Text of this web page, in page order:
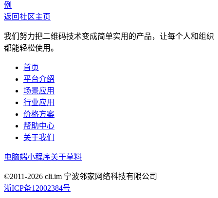
例
返回社区主页
我们努力把二维码技术变成简单实用的产品，让每个人和组织
都能轻松使用。
首页
平台介绍
场景应用
行业应用
价格方案
帮助中心
关于我们
电脑端小程序关于草料
©2011-2026 cli.im 宁波邻家网络科技有限公司
浙ICP备12002384号